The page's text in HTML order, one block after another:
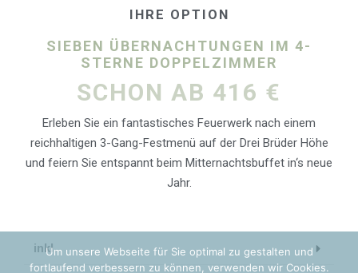
IHRE OPTION
SIEBEN ÜBERNACHTUNGEN IM 4-
STERNE DOPPELZIMMER
SCHON AB 416 €
Erleben Sie ein fantastisches Feuerwerk nach einem
reichhaltigen 3-Gang-Festmenü auf der Drei Brüder Höhe
und feiern Sie entspannt beim Mitternachtsbuffet in‘s neue
Jahr.
inkl.Um unsere Webseite für Sie optimal zu gestalten und
fortlaufend verbessern zu können, verwenden wir Cookies.